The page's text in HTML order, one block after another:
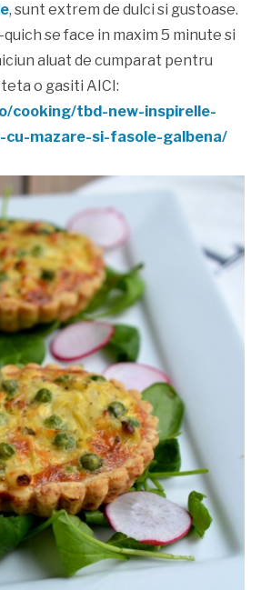
, sunt extrem de dulci si gustoase.
se face in maxim 5 minute si
aluat de cumparat pentru
o gasiti AICI:
cooking/tbd-new-inspirelle-
mazare-si-fasole-galbena/